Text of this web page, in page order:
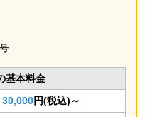
基本料金
30,000円(税込)～